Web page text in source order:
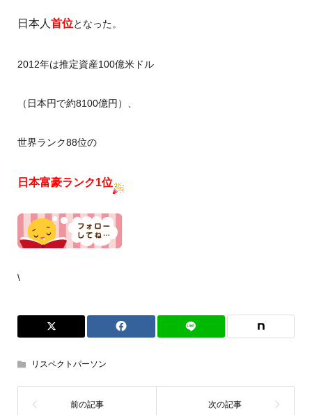
日本人 首位となった。
2012年は推定資産100億米ドル
（日本円で約8100億円）、
世界ランク88位の
日本富豪ランク1位
\
リスペクトパーソン